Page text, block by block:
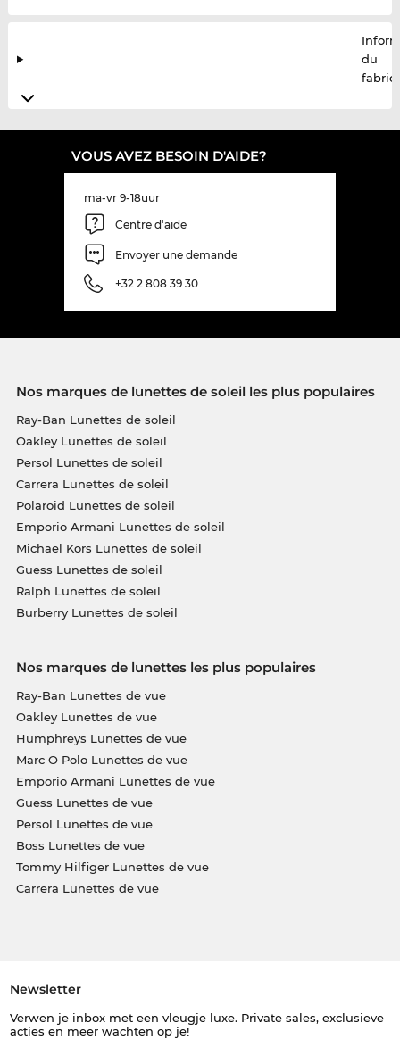
du
VOUS AVEZ BESOIN D'AIDE?
ma-vr 9-18uur
Centre d'aide
Envoyer une demande
+32 2 808 39 30
Nos marques de lunettes de soleil les plus populaires
Ray-Ban Lunettes de soleil
Oakley Lunettes de soleil
Persol Lunettes de soleil
Carrera Lunettes de soleil
Polaroid Lunettes de soleil
Emporio Armani Lunettes de soleil
Michael Kors Lunettes de soleil
Guess Lunettes de soleil
Ralph Lunettes de soleil
Burberry Lunettes de soleil
Nos marques de lunettes les plus populaires
Ray-Ban Lunettes de vue
Oakley Lunettes de vue
Humphreys Lunettes de vue
Marc O Polo Lunettes de vue
Emporio Armani Lunettes de vue
Guess Lunettes de vue
Persol Lunettes de vue
Boss Lunettes de vue
Tommy Hilfiger Lunettes de vue
Carrera Lunettes de vue
Newsletter
Verwen je inbox met een vleugje luxe. Private sales, exclusieve
acties en meer wachten op je!